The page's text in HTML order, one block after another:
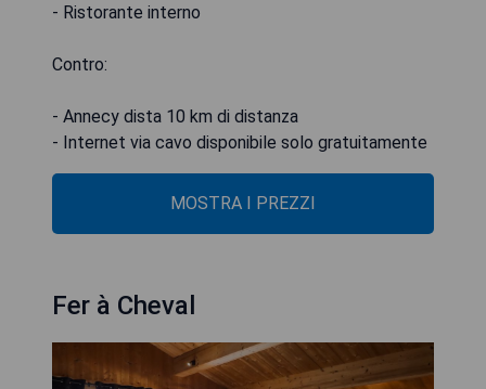
- Ristorante interno
Contro:
- Annecy dista 10 km di distanza
- Internet via cavo disponibile solo gratuitamente
MOSTRA I PREZZI
Fer à Cheval